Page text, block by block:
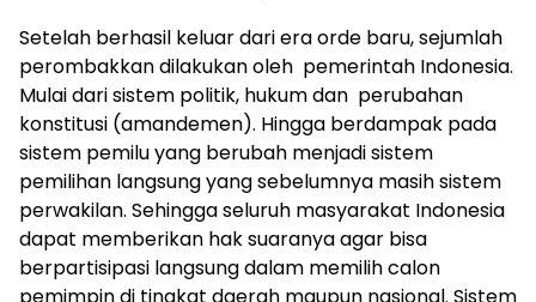
Setelah berhasil keluar dari era orde baru, sejumlah
perombakkan dilakukan oleh pemerintah Indonesia.
Mulai dari sistem politik, hukum dan perubahan
konstitusi (amandemen). Hingga berdampak pada
sistem pemilu yang berubah menjadi sistem
pemilihan langsung yang sebelumnya masih sistem
perwakilan. Sehingga seluruh masyarakat Indonesia
dapat memberikan hak suaranya agar bisa
berpartisipasi langsung dalam memilih calon